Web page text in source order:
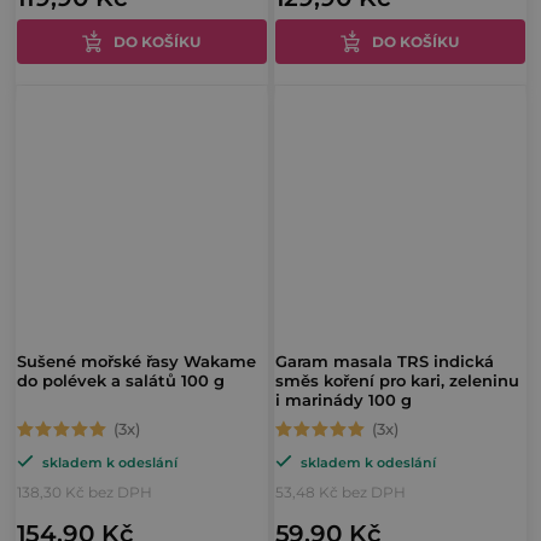
4,0
z
DO KOŠÍKU DO KOŠÍKU
Sušené mořské řasy Wakame
do polévek a salátů 100 g
Průměrné
hodnocení
produktu
je
skladem k odeslání
138,30 Kč bez DPH
154,90 Kč
Garam masala TRS indická
směs koření pro kari, zeleninu
i marinády 100 g
Průměrné
hodnocení
produktu
je
skladem k odeslání
53,48 Kč bez DPH
59,90 Kč